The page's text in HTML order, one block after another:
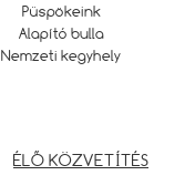
Püspökeink
Alapító bulla
Nemzeti kegyhely
ÉLŐ KÖZVETÍTÉS